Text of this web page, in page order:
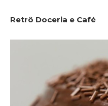
Retrô Doceria e Café